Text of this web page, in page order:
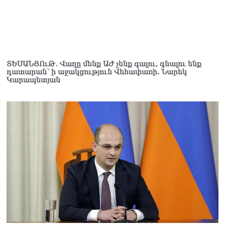
ՏԵՍԱՆՅՈւԹ․ Վաղը մենք ԱԺ չենք գալու, գնալու ենք
դատարան՝ ի աջակցություն Վեհափառի. Նարեկ
Կարապետյան